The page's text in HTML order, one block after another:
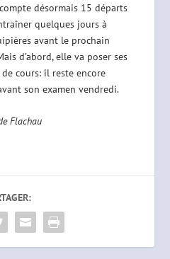
désormais 15 départs
quelques jours à
avant le prochain
d’abord, elle va poser ses
cours: il reste encore
son examen vendredi.
Flachau